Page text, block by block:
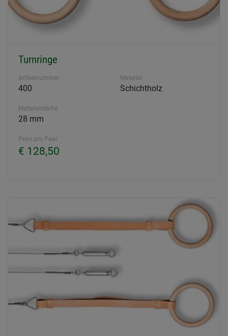
Turnringe
Artikelnummer
400
Material
Schichtholz
Materialstärke
28 mm
Preis pro Paar
€ 128,50